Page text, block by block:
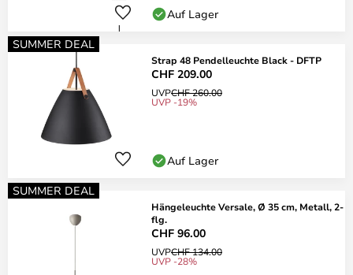
Auf Lager
SUMMER DEAL
Strap 48 Pendelleuchte Black - DFTP
CHF 209.00
UVPCHF 260.00
UVP -19%
Auf Lager
SUMMER DEAL
Hängeleuchte Versale, Ø 35 cm, Metall, 2-
flg.
CHF 96.00
UVPCHF 134.00
UVP -28%